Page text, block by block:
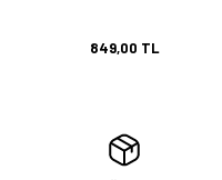
849,00 TL